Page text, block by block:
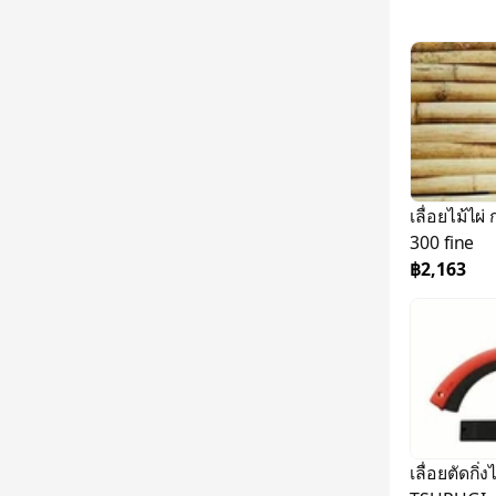
เลื่อยไม้ไผ่ กอมทา
300 fine
฿2,163
เลื่อยตัดกิ่ง